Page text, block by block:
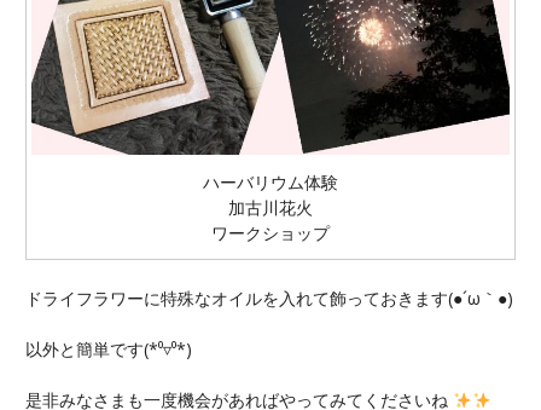
ハーバリウム体験
加古川花火
ワークショップ
ドライフラワーに特殊なオイルを入れて飾っておきます(●´ω｀●)
以外と簡単です(*⁰▿⁰*)
是非みなさまも一度機会があればやってみてくださいね